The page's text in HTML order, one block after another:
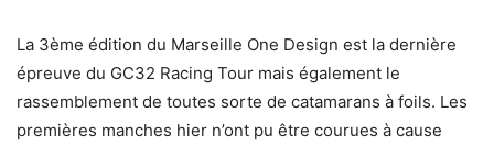
La 3ème édition du Marseille One Design est la dernière
épreuve du GC32 Racing Tour mais également le
rassemblement de toutes sorte de catamarans à foils. Les
premières manches hier n’ont pu être courues à cause